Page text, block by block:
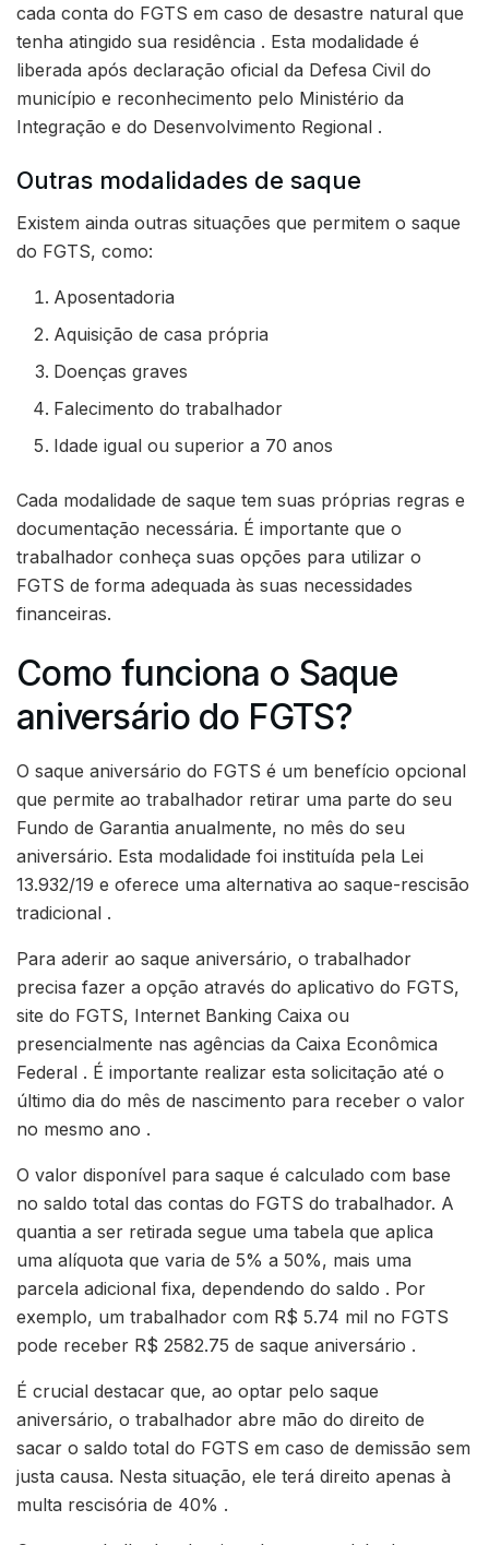
cada conta do FGTS em caso de desastre natural que
tenha atingido sua residência . Esta modalidade é
liberada após declaração oficial da Defesa Civil do
município e reconhecimento pelo Ministério da
Integração e do Desenvolvimento Regional .
Outras modalidades de saque
Existem ainda outras situações que permitem o saque
do FGTS, como:
Aposentadoria
Aquisição de casa própria
Doenças graves
Falecimento do trabalhador
Idade igual ou superior a 70 anos
Cada modalidade de saque tem suas próprias regras e
documentação necessária. É importante que o
trabalhador conheça suas opções para utilizar o
FGTS de forma adequada às suas necessidades
financeiras.
Como funciona o Saque
aniversário do FGTS?
O saque aniversário do FGTS é um benefício opcional
que permite ao trabalhador retirar uma parte do seu
Fundo de Garantia anualmente, no mês do seu
aniversário. Esta modalidade foi instituída pela Lei
13.932/19 e oferece uma alternativa ao saque-rescisão
tradicional .
Para aderir ao saque aniversário, o trabalhador
precisa fazer a opção através do aplicativo do FGTS,
site do FGTS, Internet Banking Caixa ou
presencialmente nas agências da Caixa Econômica
Federal . É importante realizar esta solicitação até o
último dia do mês de nascimento para receber o valor
no mesmo ano .
O valor disponível para saque é calculado com base
no saldo total das contas do FGTS do trabalhador. A
quantia a ser retirada segue uma tabela que aplica
uma alíquota que varia de 5% a 50%, mais uma
parcela adicional fixa, dependendo do saldo . Por
exemplo, um trabalhador com R$ 5.74 mil no FGTS
pode receber R$ 2582.75 de saque aniversário .
É crucial destacar que, ao optar pelo saque
aniversário, o trabalhador abre mão do direito de
sacar o saldo total do FGTS em caso de demissão sem
justa causa. Nesta situação, ele terá direito apenas à
multa rescisória de 40% .